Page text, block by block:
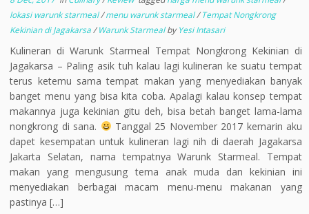
k
lokasi warunk starmeal/menu warunk starmeal/Tempat Nongkrong
Kekinian di Jagakarsa/Warunk StarmealbyYesi Intasari
Kulineran di Warunk Starmeal Tempat Nongkrong Kekinian di
Jagakarsa – Paling asik tuh kalau lagi kulineran ke suatu tempat
terus ketemu sama tempat makan yang menyediakan banyak
banget menu yang bisa kita coba. Apalagi kalau konsep tempat
makannya juga kekinian gitu deh, bisa betah banget lama-lama
nongkrong di sana.
Tanggal 25 November 2017 kemarin aku
dapet kesempatan untuk kulineran lagi nih di daerah Jagakarsa
Jakarta Selatan, nama tempatnya Warunk Starmeal. Tempat
makan yang mengusung tema anak muda dan kekinian ini
menyediakan berbagai macam menu-menu makanan yang
pastinya […]